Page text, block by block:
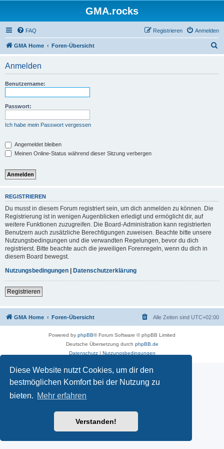
Diese Website nutzt Cookies, um dir den
bestmöglichen Komfort bei der Nutzung zu
bieten. Mehr erfahren
Verstanden!
GMA.rocks
FAQ Anmelden
Registrieren
GMA Home Foren-Übersicht
Anmelden
Benutzername:
Passwort:
Ich habe mein Passwort vergessen
Angemeldet bleiben
Meinen Online-Status während dieser Sitzung verbergen
REGISTRIEREN
Du musst in diesem Forum registriert sein, um dich anmelden zu können. Die
Registrierung ist in wenigen Augenblicken erledigt und ermöglicht dir, auf
weitere Funktionen zuzugreifen. Die Board-Administration kann registrierten
Benutzern auch zusätzliche Berechtigungen zuweisen. Beachte bitte unsere
Nutzungsbedingungen und die verwandten Regelungen, bevor du dich
registrierst. Bitte beachte auch die jeweiligen Forenregeln, wenn du dich in
diesem Board bewegst.
Nutzungsbedingungen | Datenschutzerklärung
Registrieren
GMA Home Foren-Übersicht Alle Zeiten sind UTC+02:00
Powered by phpBB® Forum Software © phpBB Limited
Deutsche Übersetzung durch phpBB.de
Datenschutz| Nutzungsbedingungen